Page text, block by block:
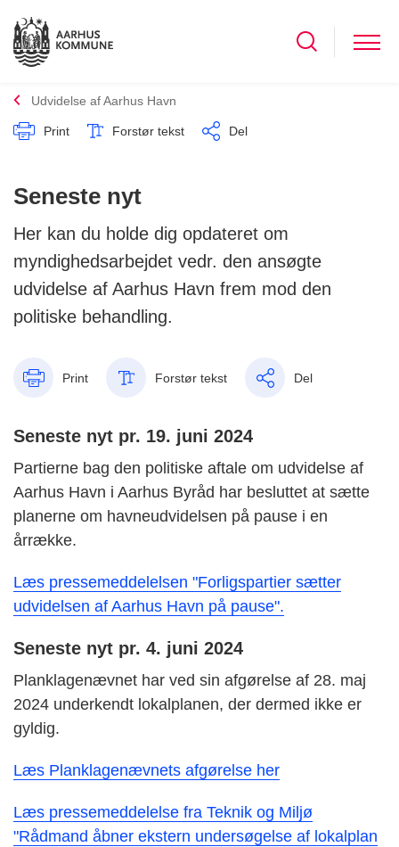
Udvidelse af Aarhus Havn
Print Forstør tekst Del
Seneste nyt
Her kan du holde dig opdateret om
myndighedsarbejdet vedr. den ansøgte
udvidelse af Aarhus Havn frem mod den
politiske behandling.
Print Forstør tekst Del
Seneste nyt pr. 19. juni 2024
Partierne bag den politiske aftale om udvidelse af
Aarhus Havn i Aarhus Byråd har besluttet at sætte
planerne om havneudvidelsen på pause i en
årrække.
Læs pressemeddelelsen "Forligspartier sætter
udvidelsen af Aarhus Havn på pause".
Seneste nyt pr. 4. juni 2024
Planklagenævnet har ved sin afgørelse af 28. maj
2024 underkendt lokalplanen, der dermed ikke er
gyldig.
Læs Planklagenævnets afgørelse her
Læs pressemeddelelse fra Teknik og Miljø
"Rådmand åbner ekstern undersøgelse af lokalplan